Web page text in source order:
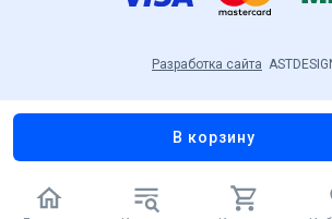
В корзину
Разработка сайта